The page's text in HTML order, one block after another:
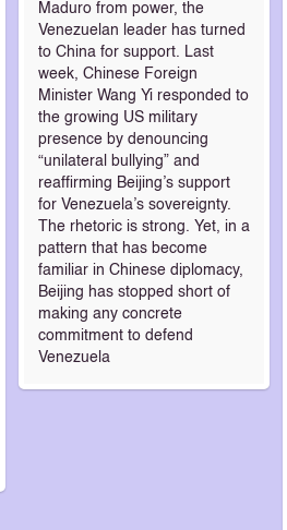
Maduro from power, the
Venezuelan leader has turned
to China for support. Last
week, Chinese Foreign
Minister Wang Yi responded to
the growing US military
presence by denouncing
“unilateral bullying” and
reaffirming Beijing’s support
for Venezuela’s sovereignty.
The rhetoric is strong. Yet, in a
pattern that has become
familiar in Chinese diplomacy,
Beijing has stopped short of
making any concrete
commitment to defend
Venezuela